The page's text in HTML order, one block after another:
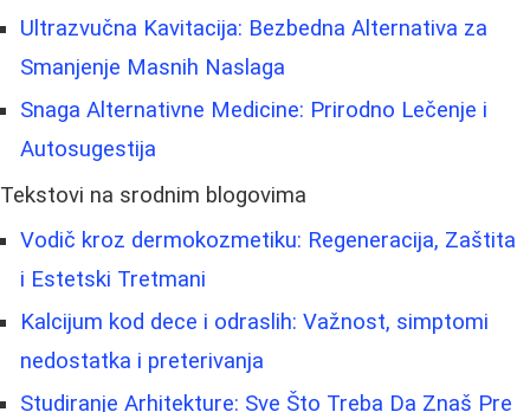
Ultrazvučna Kavitacija: Bezbedna Alternativa za
Smanjenje Masnih Naslaga
Snaga Alternativne Medicine: Prirodno Lečenje i
Autosugestija
Tekstovi na srodnim blogovima
Vodič kroz dermokozmetiku: Regeneracija, Zaštita
i Estetski Tretmani
Kalcijum kod dece i odraslih: Važnost, simptomi
nedostatka i preterivanja
Studiranje Arhitekture: Sve Što Treba Da Znaš Pre